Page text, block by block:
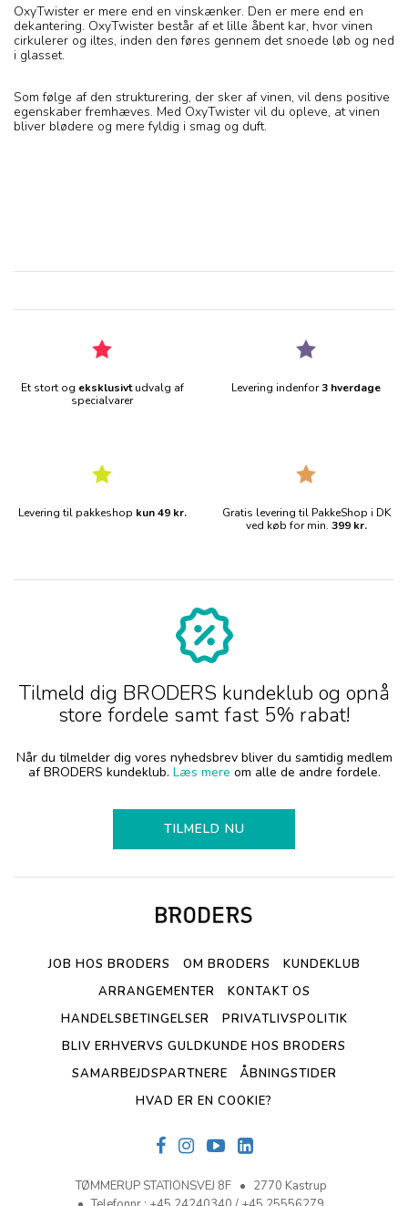
OxyTwister er mere end en vinskænker. Den er mere end en
dekantering. OxyTwister består af et lille åbent kar, hvor vinen
cirkulerer og iltes, inden den føres gennem det snoede løb og ned
i glasset.
Som følge af den strukturering, der sker af vinen, vil dens positive
egenskaber fremhæves. Med OxyTwister vil du opleve, at vinen
bliver blødere og mere fyldig i smag og duft.
Et stort og eksklusivtudvalg af
specialvarer
Levering indenfor3 hverdage
Levering til pakkeshop kun 49 kr.
Gratis levering til PakkeShop i DK
ved køb for min. 399 kr.
Tilmeld dig BRODERS kundeklub og opnå
store fordele samt fast 5% rabat!
Når du tilmelder dig vores nyhedsbrev bliver du samtidig medlem
af BRODERS kundeklub. Læs mere om alle de andre fordele.
TILMELD NU
JOB HOS BRODERS OM BRODERS
KUNDEKLUB
ARRANGEMENTER
KONTAKT OS
HANDELSBETINGELSER
PRIVATLIVSPOLITIK
BLIV ERHVERVS GULDKUNDE HOS BRODERS
SAMARBEJDSPARTNERE
ÅBNINGSTIDER
HVAD ER EN COOKIE?
TØMMERUP STATIONSVEJ 8F
2770 Kastrup